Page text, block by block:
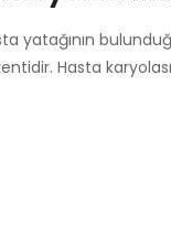
yatağının
Hasta